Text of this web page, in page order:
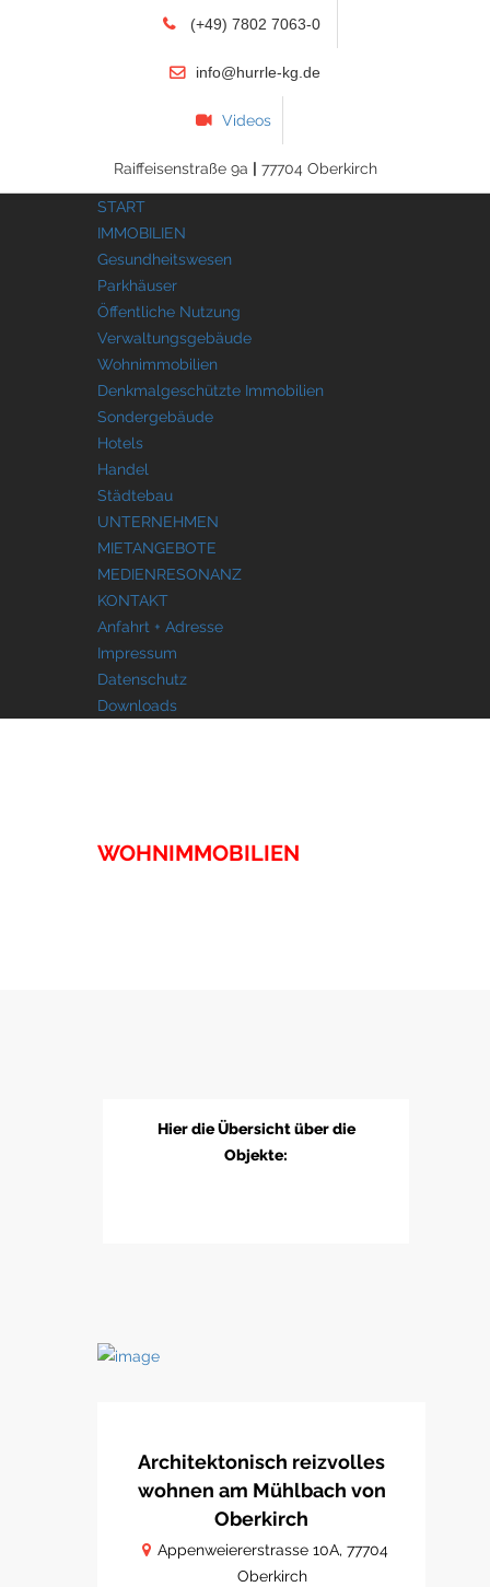
(+49) 7802 7063-0
info@hurrle-kg.de
Videos
Raiffeisenstraße 9a | 77704 Oberkirch
START
IMMOBILIEN
Gesundheitswesen
Parkhäuser
Öffentliche Nutzung
Verwaltungsgebäude
Wohnimmobilien
Denkmalgeschützte Immobilien
Sondergebäude
Hotels
Handel
Städtebau
UNTERNEHMEN
MIETANGEBOTE
MEDIENRESONANZ
KONTAKT
Anfahrt + Adresse
Impressum
Datenschutz
Downloads
WOHNIMMOBILIEN
Hier die Übersicht über die
Objekte:
Architektonisch reizvolles
wohnen am Mühlbach von
Oberkirch
Appenweiererstrasse 10A, 77704
Oberkirch